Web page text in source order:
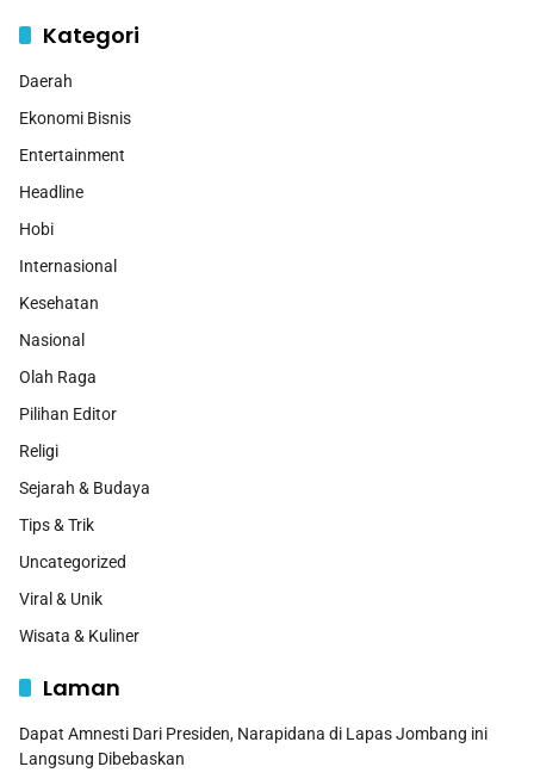
Kategori
Daerah
Ekonomi Bisnis
Entertainment
Headline
Hobi
Internasional
Kesehatan
Nasional
Olah Raga
Pilihan Editor
Religi
Sejarah & Budaya
Tips & Trik
Uncategorized
Viral & Unik
Wisata & Kuliner
Laman
Dapat Amnesti Dari Presiden, Narapidana di Lapas Jombang ini
Langsung Dibebaskan